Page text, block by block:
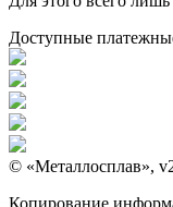
Доступные
© «Металлосплав»,